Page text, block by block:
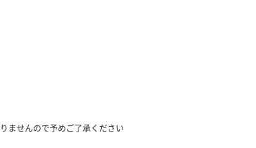
ませんので予めご了承ください